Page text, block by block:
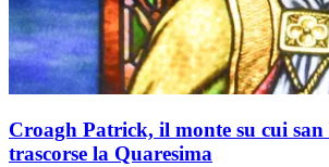
Croagh Patrick, il monte su cui
trascorse la Quaresima